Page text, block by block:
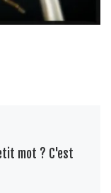
mot ? C'est